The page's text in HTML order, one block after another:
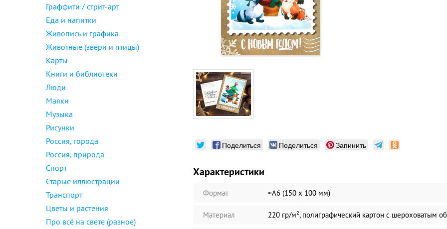
Граффити / стрит-арт
Еда и напитки
Живопись и графика
Животные (звери и птицы)
Карты
Книги и библиотеки
Люди
Маяки
Музыка
Рисунки
Россия, города
Россия, природа
Спорт
Старые иллюстрации
Транспорт
Цветы и растения
Про всё на свете (разное)
Поделиться Поделиться Запинить
Характеристики
Формат ≈А6 (150 х 100 мм)
Материал 220 гр/м², полиграфический картон с шероховатым